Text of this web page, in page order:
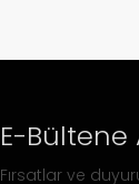
E-Bültene
Fırsatlar ve